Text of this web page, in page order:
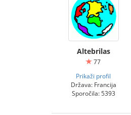
Altebrilas
77
Prikaži profil
Država: Francija
Sporočila: 5393